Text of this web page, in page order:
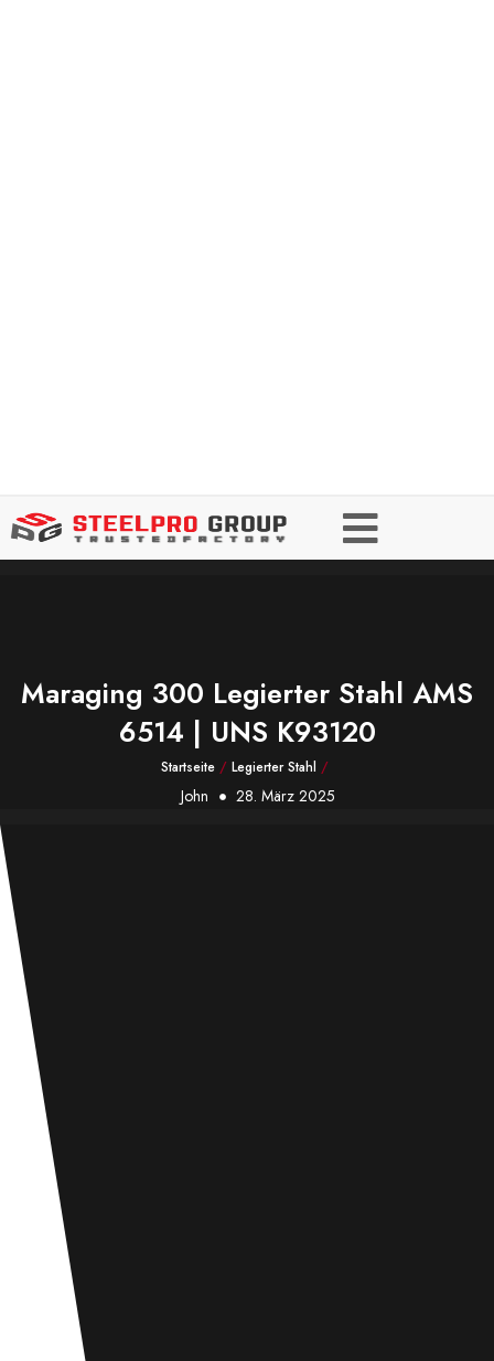
Maraging 300 Legierter Stahl AMS
6514 | UNS K93120
Startseite / Legierter Stahl /
John 28. März 2025